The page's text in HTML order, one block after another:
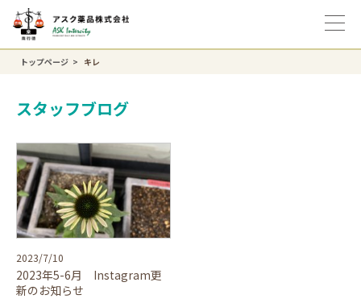
トップページ キレ
スタッフブログ
2023/7/10
2023年5-6月 Instagram更
新のお知らせ